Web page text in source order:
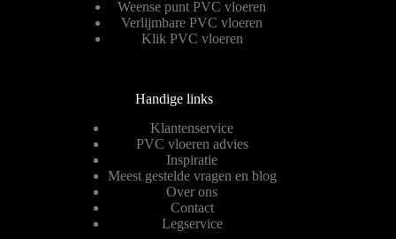
Weense punt PVC vloeren
Verlijmbare PVC vloeren
Klik PVC vloeren
Handige links
Klantenservice
PVC vloeren advies
Inspiratie
Meest gestelde vragen en blog
Over ons
Contact
Legservice